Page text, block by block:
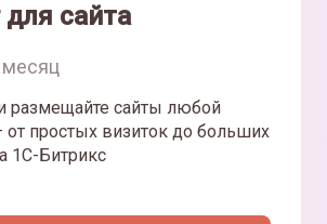
сайта
размещайте сайты любой
от простых визиток до больших
1С-Битрикс